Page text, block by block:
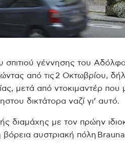
σπιτιού γέννησης του
από τις 2 Οκτωβρίου,
μετά από ντοκιμαντέρ που
δικτάτορα ναζί γι’ αυτό.
διαμάχης με τον πρώην
βόρεια αυστριακή πόλη